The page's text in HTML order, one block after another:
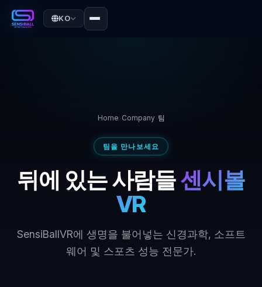
KO
Home Company› 팀
팀을 만나보세요
뒤에 있는 사람들센시볼
VR
SensiBallVR에 생명을 불어넣는 신경과학, 소프트
웨어 및 스포츠 성능 전문가.